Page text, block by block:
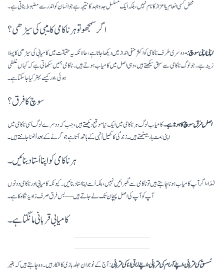
محض کسی انعام یا اعزاز کا نام نہیں، بلکہ ایک مسلسل جدوجہد کا نتیجہ ہے جو انسان کو اندر سے مضبوط بناتی ہے۔
اگر سمجھو تو ہر ناکامی کامیبی کی سیڑھی؟
اپنی اپنی سوچ:-دوسری طرف ناکامی کو اکثر منفی انداز میں دیکھا جاتا ہے، حالانکہ یہ حقیقت میں کامیابی کی سیڑھی کا پہلا
زینہ ہے۔ جو لوگ ناکامی سے سبق سیکھتے ہیں، وہی اصل میں کامیاب ہوتے ہیں۔ ناکامی ہمیں سکھاتی ہے کہ کہاں غلطی
ہوئی، اور کیسے بہتر کیا جا سکتا ہے۔
سوچ کا فرق؟
اصل فرق سوچ کا ہوتا ہے۔کامیاب لوگ ہر ناکامی میں ایک نیا موقع دیکھتے ہیں، جب کہ دوسرے لوگ اُسی ناکامی میں
اپنی ہمت ہار بیٹھتے ہیں۔ زندگی کا کھیل اُنہی کے ہاتھ آتا ہے جو گرنے کے بعد اُٹھنا جانتے ہیں۔
ہرناکامی کو اپنا اُستاد بنائیں۔
لہٰذا، اگر آپ کامیاب ہونا چاہتے ہیں تو ناکامی سے گھبرائیں نہیں، بلکہ اُسے اپنا استاد بنائیں۔ کیونکہ کامیابی اور ناکامی دونوں
آپ کو آپ کی اصل پہچان تک لے جاتے ہیں — بس فرق صرف زاویۂ نگاہ کا ہے۔
کامیابی قربانی مانگتا ہے۔
سُستی کی قربانی، اپنے آرام کی قربانی، اپنے زاتی انا کی قربانی: آج کے نوجوان جلد بازی کا شکار ہیں۔ وہ چاہتے ہیں کہ بغیر